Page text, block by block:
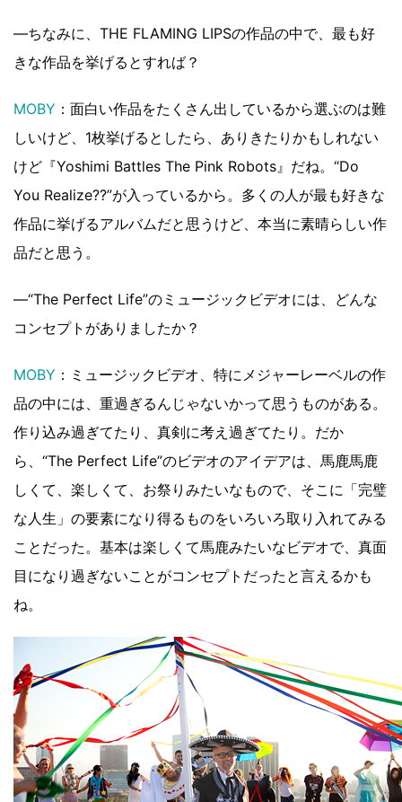
―ちなみに、THE FLAMING LIPSの作品の中で、最も好
きな作品を挙げるとすれば？
MOBY ：面白い作品をたくさん出しているから選ぶのは難
しいけど、1枚挙げるとしたら、ありきたりかもしれない
けど『Yoshimi Battles The Pink Robots』だね。“Do
You Realize??”が入っているから。多くの人が最も好きな
作品に挙げるアルバムだと思うけど、本当に素晴らしい作
品だと思う。
―“The Perfect Life”のミュージックビデオには、どんな
コンセプトがありましたか？
MOBY ：ミュージックビデオ、特にメジャーレーベルの作
品の中には、重過ぎるんじゃないかって思うものがある。
作り込み過ぎてたり、真剣に考え過ぎてたり。だか
ら、“The Perfect Life”のビデオのアイデアは、馬鹿馬鹿
しくて、楽しくて、お祭りみたいなもので、そこに「完璧
な人生」の要素になり得るものをいろいろ取り入れてみる
ことだった。基本は楽しくて馬鹿みたいなビデオで、真面
目になり過ぎないことがコンセプトだったと言えるかも
ね。